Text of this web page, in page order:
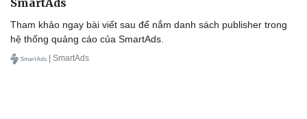
Doanh nghiệp
Tham khảo ngay bài viết sau để nắm danh sách publisher trong
hệ thống quảng cáo của SmartAds.
| SmartAds